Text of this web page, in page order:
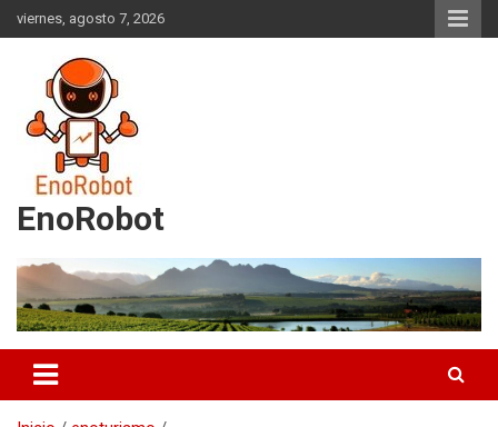
Saltar
al
contenido
viernes, agosto 7, 2026
EnoRobot